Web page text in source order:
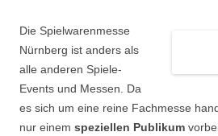
Die Spielwarenmesse
Nürnberg ist anders als
alle anderen Spiele-
Events und Messen. Da
es sich um eine reine Fachmesse
nur einem speziellen Publikum